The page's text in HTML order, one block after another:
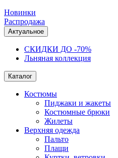
Новинки
Распродажа
Актуальное
СКИДКИ ДО -70%
Льняная коллекция
Каталог
Костюмы
Пиджаки и жакеты
Костюмные брюки
Жилеты
Верхняя одежда
Пальто
Плащи